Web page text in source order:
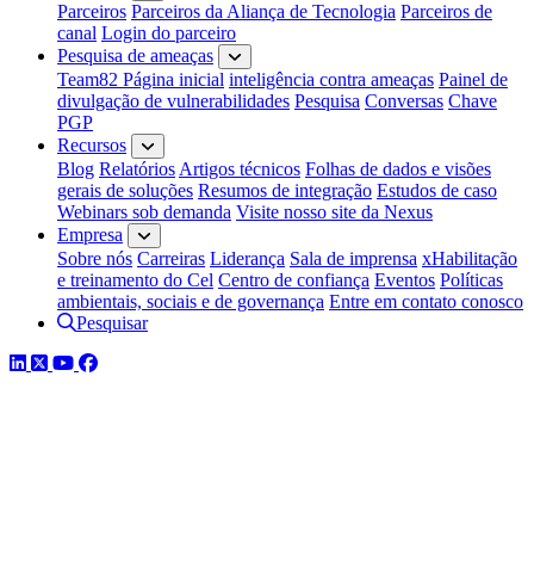
Parceiros Parceiros da Aliança de Tecnologia Parceiros de
canal Login do parceiro
Pesquisa de ameaças
Team82 Página inicial inteligência contra ameaças Painel de
divulgação de vulnerabilidades Pesquisa Conversas Chave
PGP
Recursos
Blog RelatóriosArtigos técnicos Folhas de dados e visões
gerais de soluções Resumos de integração Estudos de caso
Webinars sob demanda Visite nosso site da Nexus
Empresa
Sobre nós Carreiras Liderança Sala de imprensa xHabilitação
e treinamento do Cel Centro de confiança Eventos Políticas
ambientais, sociais e de governança Entre em contato conosco
Pesquisar
LinkedIn
TwitterYouTube
Facebook